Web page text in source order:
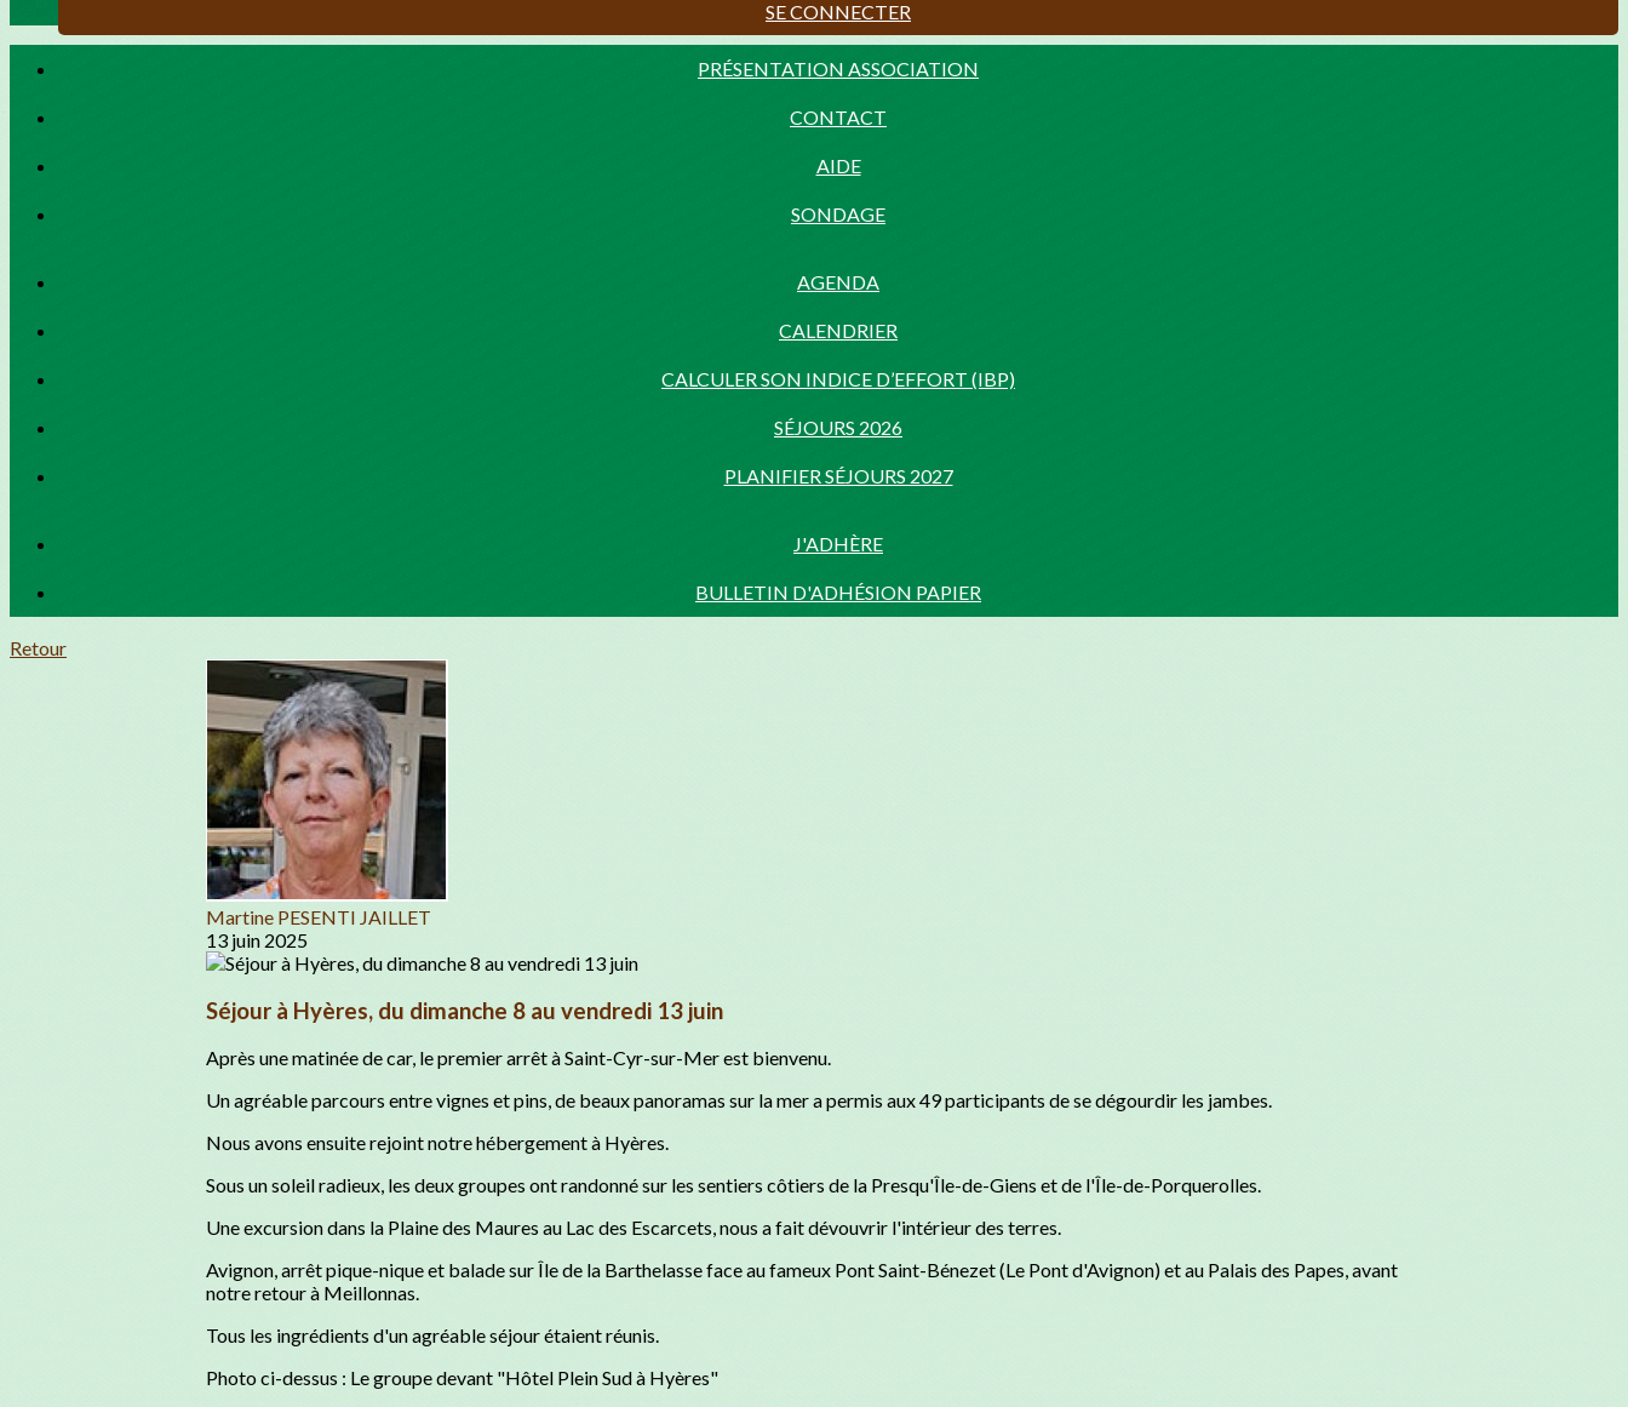
SE CONNECTER
PRÉSENTATION ASSOCIATION
CONTACT
AIDE
SONDAGE
AGENDA
CALENDRIER
CALCULER SON INDICE D’EFFORT (IBP)
SÉJOURS 2026
PLANIFIER SÉJOURS 2027
J'ADHÈRE
BULLETIN D'ADHÉSION PAPIER
Retour
Martine PESENTI JAILLET
13 juin 2025
Séjour à Hyères, du dimanche 8 au vendredi 13 juin
Après une matinée de car, le premier arrêt à Saint-Cyr-sur-Mer est bienvenu.
Un agréable parcours entre vignes et pins, de beaux panoramas sur la mer a permis aux 49 participants de se dégourdir les jambes.
Nous avons ensuite rejoint notre hébergement à Hyères.
Sous un soleil radieux, les deux groupes ont randonné sur les sentiers côtiers de la Presqu'Île-de-Giens et de l'Île-de-Porquerolles.
Une excursion dans la Plaine des Maures au Lac des Escarcets, nous a fait dévouvrir l'intérieur des terres.
Avignon, arrêt pique-nique et balade sur Île de la Barthelasse face au fameux Pont Saint-Bénezet (Le Pont d'Avignon) et au Palais des Papes, avant
notre retour à Meillonnas.
Tous les ingrédients d'un agréable séjour étaient réunis.
Photo ci-dessus : Le groupe devant "Hôtel Plein Sud à Hyères"